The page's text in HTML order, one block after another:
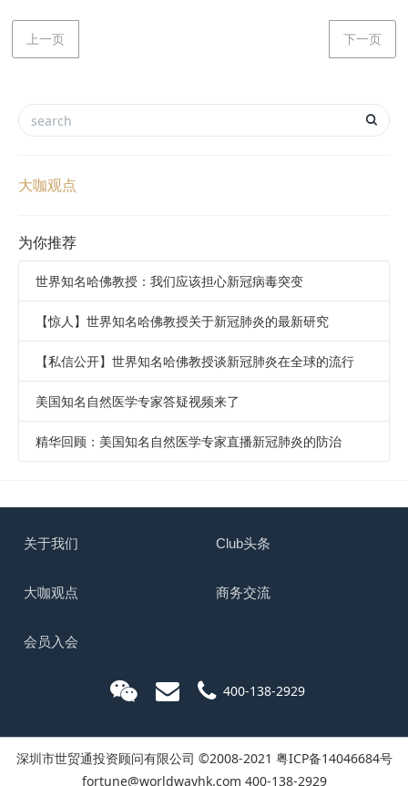
上一页 下一页
大咖观点
为你推荐
世界知名哈佛教授：我们应该担心新冠病毒突变
【惊人】世界知名哈佛教授关于新冠肺炎的最新研究
【私信公开】世界知名哈佛教授谈新冠肺炎在全球的流行
美国知名自然医学专家答疑视频来了
精华回顾：美国知名自然医学专家直播新冠肺炎的防治
关于我们 Club头条
大咖观点 商务交流
会员入会
400-138-2929
深圳市世贸通投资顾问有限公司 ©2008-2021 粤ICP备14046684号
fortune@worldwayhk.com 400-138-2929